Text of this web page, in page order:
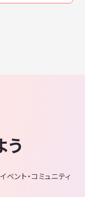
う
ント・コミュニティ